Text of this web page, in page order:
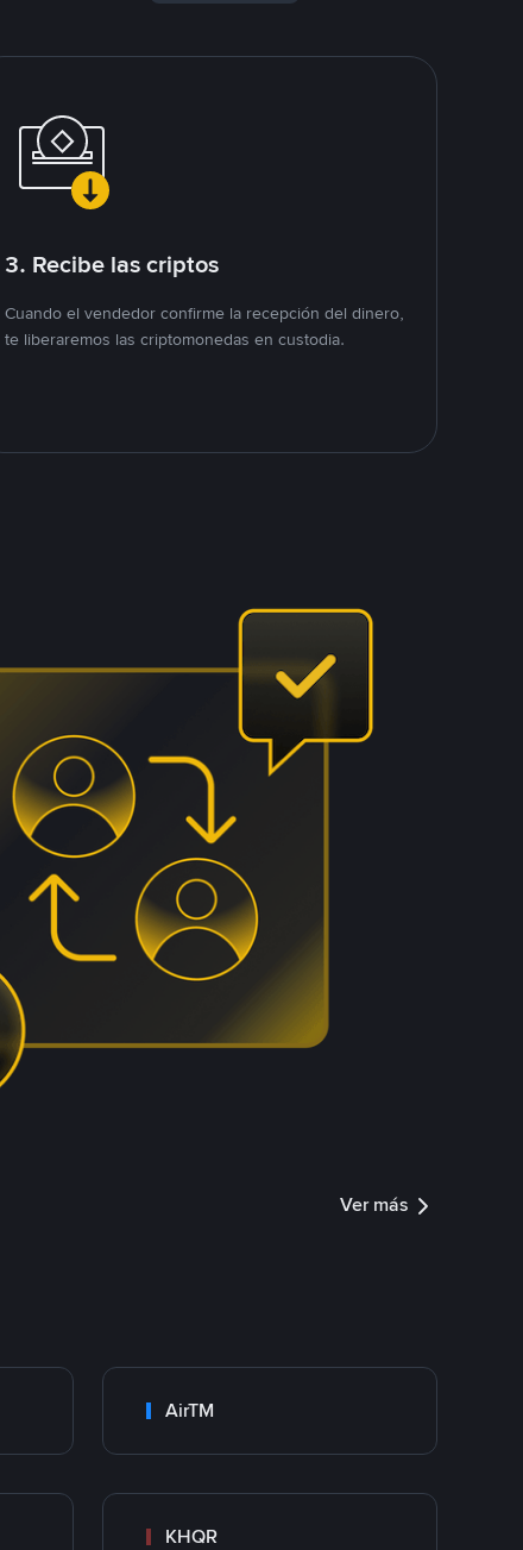
3. Recibe las criptos
Cuando el vendedor confirme la recepción del dinero,
te liberaremos las criptomonedas en custodia.
Ver más
AirTM
KHQR